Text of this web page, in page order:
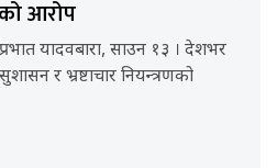
आरोप
प्रभात यादवबारा, साउन १३ । देशभर
सुशासन र भ्रष्टाचार नियन्त्रणको